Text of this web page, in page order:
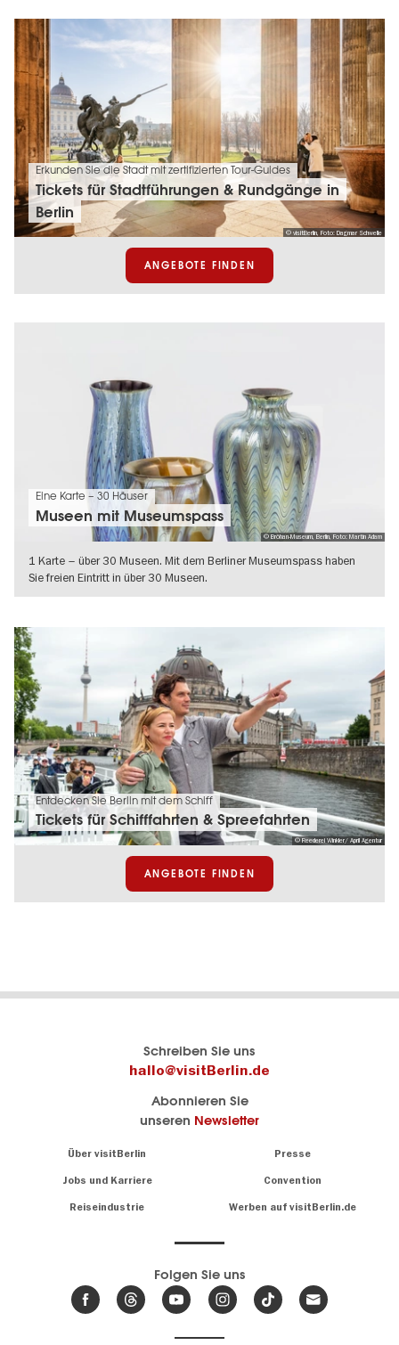
© visitBerlin, Foto: Dagmar Schwelle
Erkunden Sie die Stadt mit zertifizierten Tour-Guides
Tickets für Stadtführungen & Rundgänge in
Berlin
ANGEBOTE FINDEN
© Bröhan-Museum, Berlin, Foto: Martin Adam
Eine Karte – 30 Häuser
Museen mit Museumspass
1 Karte – über 30 Museen. Mit dem Berliner Museumspass haben
Sie freien Eintritt in über 30 Museen.
© Reederei Winkler/ April Agentur
Entdecken Sie Berlin mit dem Schiff
Tickets für Schifffahrten & Spreefahrten
ANGEBOTE FINDEN
Schreiben Sie uns
hallo@visitBerlin.de
Abonnieren Sie
unseren Newsletter
Über visitBerlin Presse
Jobs und Karriere Convention
Reiseindustrie Werben auf visitBerlin.de
sind
für Sie da.
Tickets
Wir haben den
Insidertipps
Folgen Sie uns